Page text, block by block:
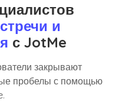
и
с JotMe
закрывают
пробелы с помощью